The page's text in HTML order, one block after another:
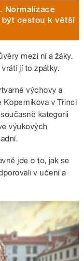
Normalizace
cestou k větší
mezi ní a žáky.
jí to zpátky.
výchovy a
Koperníkova v Třinci
kategorii
výukových
jde o to, jak se
v učení a